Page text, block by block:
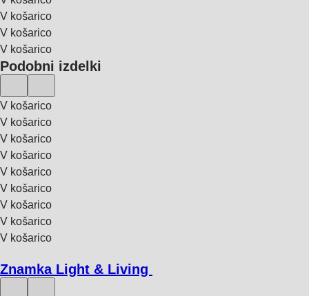
V košarico
V košarico
V košarico
Podobni izdelki
V košarico
V košarico
V košarico
V košarico
V košarico
V košarico
V košarico
V košarico
V košarico
Znamka Light & Living